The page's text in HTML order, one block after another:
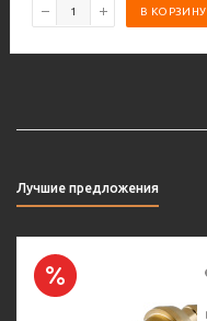
В КОРЗИНУ
Лучшие предложения